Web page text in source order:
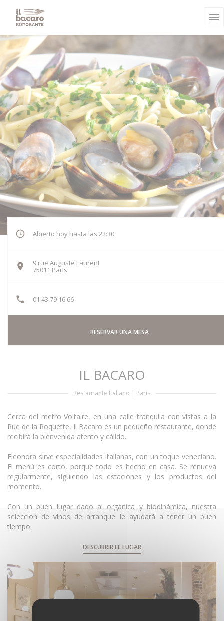
Abierto hoy hasta las 22:30
9 rue Auguste Laurent
75011 Paris
01 43 79 16 66
RESERVAR UNA MESA
IL BACARO
Restaurante Italiano | Paris
Cerca del metro Voltaire, en una calle tranquila con vistas a la
Rue de la Roquette, Il Bacaro es un pequeño restaurante, donde
recibirá la bienvenida atento y cálido.
Eleonora sirve especialidades italianas, con un toque veneciano.
El menú es corto, porque todo es hecho en casa. Se renueva
regularmente, siguiendo las estaciones y los productos del
momento.
Con un buen lugar dado al orgánica y biodinámica, nuestra
selección de vinos de arranque le ayudará a tener un buen
tiempo.
DESCUBRIR EL LUGAR